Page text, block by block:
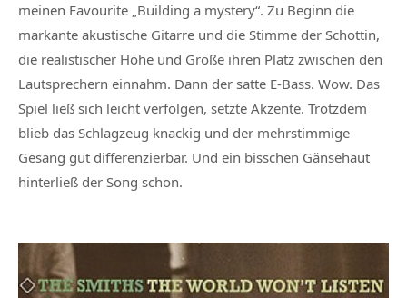
meinen Favourite „Building a mystery“. Zu Beginn die
markante akustische Gitarre und die Stimme der Schottin,
die realistischer Höhe und Größe ihren Platz zwischen den
Lautsprechern einnahm. Dann der satte E-Bass. Wow. Das
Spiel ließ sich leicht verfolgen, setzte Akzente. Trotzdem
blieb das Schlagzeug knackig und der mehrstimmige
Gesang gut differenzierbar. Und ein bisschen Gänsehaut
hinterließ der Song schon.